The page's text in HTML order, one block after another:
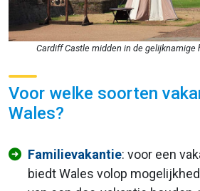
Cardiff Castle midden in de gelijknamige
Voor welke soorten
Wales?
Familievakantie: voor een
biedt Wales volop